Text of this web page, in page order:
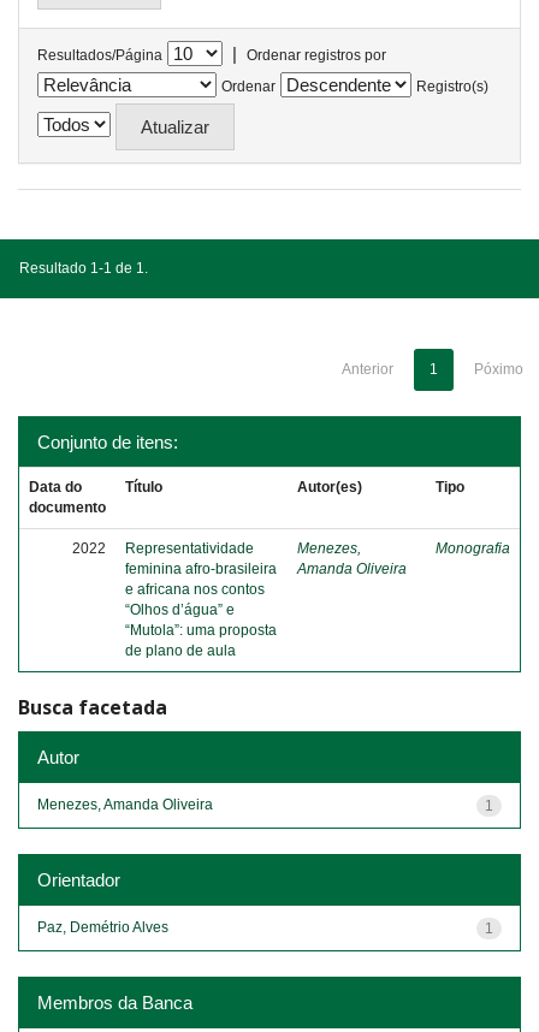
Resultados/Página |
Ordenar registros por
Ordenar
Registro(s)
Resultado 1-1 de 1.
Anterior 1 Póximo
Conjunto de itens:
Data do
documento
Título Autor(es) Tipo
2022
Representatividade
feminina afro-brasileira
e africana nos contos
“Olhos d’água” e
“Mutola”: uma proposta
de plano de aula
Menezes,
Amanda Oliveira
Monografia
Busca facetada
Autor
1
Menezes, Amanda Oliveira
Orientador
1
Paz, Demétrio Alves
Membros da Banca